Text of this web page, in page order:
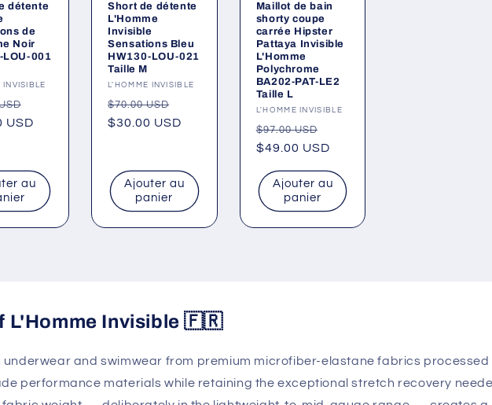
détente
de
Noir
LOU-001
:
INVISIBLE
promotionnel
USD
au
Short de détente
L'Homme
Invisible
Sensations Bleu
HW130-LOU-021
Taille M
Fournisseur :
L'HOMME INVISIBLE
Prix
habituel
$70.00 USD
promotionnel
$30.00 USD
Ajouter au
panier
Maillot de bain
shorty coupe
carrée Hipster
Pattaya Invisible
L'Homme
Polychrome
BA202-PAT-LE2
Taille L
Fournisseur :
L'HOMME INVISIBLE
Prix
habituel
$97.00 USD
promotionnel
$49.00 USD
Ajouter au
panier
L'Homme Invisible 🇫🇷
underwear and swimwear from premium microfiber-elastane fabrics
performance materials while retaining the exceptional stretch recovery